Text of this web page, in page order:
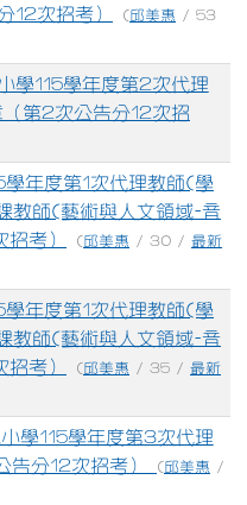
12次招考）
(邱美惠 / 53
學115學年度第2次代理
第2次公告分12次招
學年度第1次代理教師(學
教師(藝術與人文領域-音
考）
(邱美惠 / 30 / 最新
學年度第1次代理教師(學
教師(藝術與人文領域-音
考）
(邱美惠 / 35 / 最新
學115學年度第3次代理
告分12次招考）
(邱美惠 /